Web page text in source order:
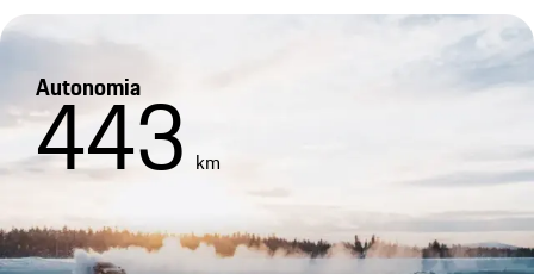
Autonomia
443 km